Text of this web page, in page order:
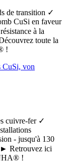
de transition ✓
CuSi en faveur
à la
toute la
!
cuivre-fer ✓
- jusqu'à 130
► Retrouvez ici
!